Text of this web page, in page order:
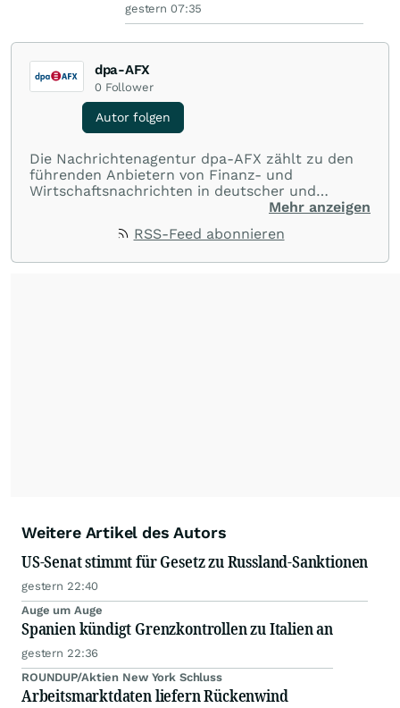
gestern 07:35
dpa-AFX
0 Follower
Autor folgen
Die Nachrichtenagentur dpa-AFX zählt zu den
führenden Anbietern von Finanz- und
Wirtschaftsnachrichten in deutscher und
englischer Sprache. Gestützt auf ein
dpa-AFX unabhängig, zuverlässig und schnell
Mehr anzeigen
RSS-Feed abonnieren
Weitere Artikel des Autors
US-Senat stimmt für Gesetz zu Russland-Sanktionen
gestern 22:40
Auge um Auge
Spanien kündigt Grenzkontrollen zu Italien an
gestern 22:36
ROUNDUP/Aktien New York Schluss
Arbeitsmarktdaten liefern Rückenwind